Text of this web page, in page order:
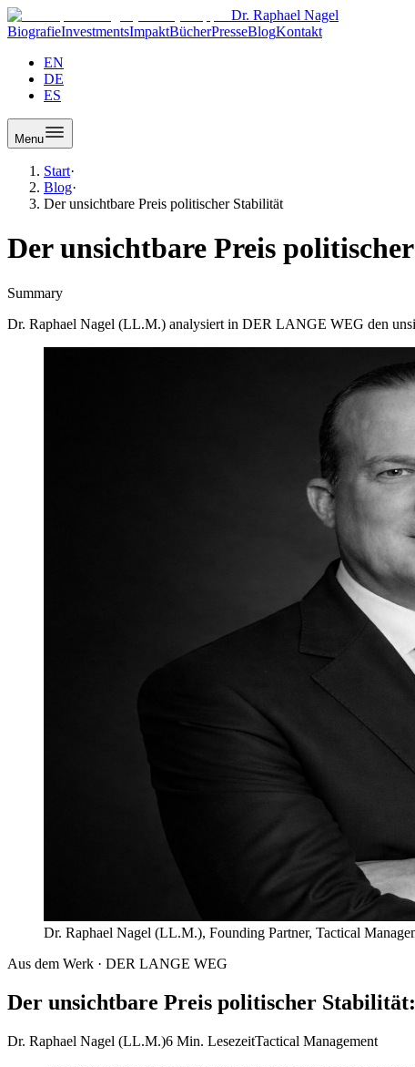
Dr. Raphael Nagel
BiografieInvestmentsImpaktBücherPresseBlogKontakt
EN
DE
ES
Menu
Start·
Blog·
Der unsichtbare Preis politischer Stabilität
Der unsichtbare Preis
Summary
Dr. Raphael Nagel (LL.M.) analysiert in DER LANGE WEG den
Dr. Raphael Nagel (LL.M.), Founding Partner, Tactical
Aus dem Werk · DER LANGE WEG
Der unsichtbare Preis politischer
Dr. Raphael Nagel (LL.M.)6 Min. LesezeitTactical Management